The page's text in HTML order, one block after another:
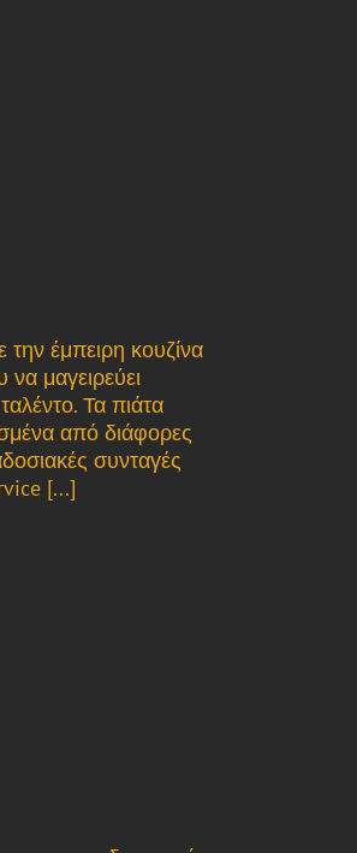
την έμπειρη κουζίνα
μαγειρεύει
Τα πιάτα
από διάφορες
συνταγές
[...]